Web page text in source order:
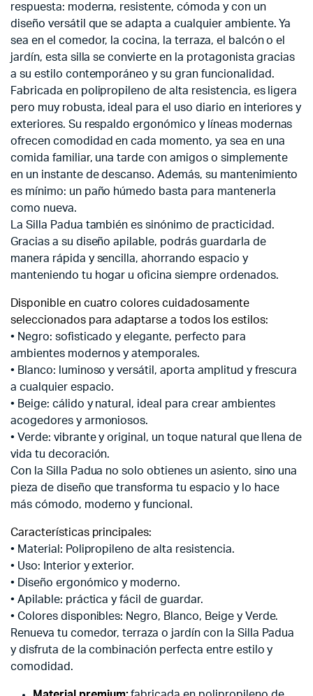
respuesta: moderna, resistente, cómoda y con un
diseño versátil que se adapta a cualquier ambiente. Ya
sea en el comedor, la cocina, la terraza, el balcón o el
jardín, esta silla se convierte en la protagonista gracias
a su estilo contemporáneo y su gran funcionalidad.
Fabricada en polipropileno de alta resistencia, es ligera
pero muy robusta, ideal para el uso diario en interiores y
exteriores. Su respaldo ergonómico y líneas modernas
ofrecen comodidad en cada momento, ya sea en una
comida familiar, una tarde con amigos o simplemente
en un instante de descanso. Además, su mantenimiento
es mínimo: un paño húmedo basta para mantenerla
como nueva.
La Silla Padua también es sinónimo de practicidad.
Gracias a su diseño apilable, podrás guardarla de
manera rápida y sencilla, ahorrando espacio y
manteniendo tu hogar u oficina siempre ordenados.
Disponible en cuatro colores cuidadosamente
seleccionados para adaptarse a todos los estilos:
• Negro: sofisticado y elegante, perfecto para
ambientes modernos y atemporales.
• Blanco: luminoso y versátil, aporta amplitud y frescura
a cualquier espacio.
• Beige: cálido y natural, ideal para crear ambientes
acogedores y armoniosos.
• Verde: vibrante y original, un toque natural que llena de
vida tu decoración.
Con la Silla Padua no solo obtienes un asiento, sino una
pieza de diseño que transforma tu espacio y lo hace
más cómodo, moderno y funcional.
Características principales:
• Material: Polipropileno de alta resistencia.
• Uso: Interior y exterior.
• Diseño ergonómico y moderno.
• Apilable: práctica y fácil de guardar.
• Colores disponibles: Negro, Blanco, Beige y Verde.
Renueva tu comedor, terraza o jardín con la Silla Padua
y disfruta de la combinación perfecta entre estilo y
comodidad.